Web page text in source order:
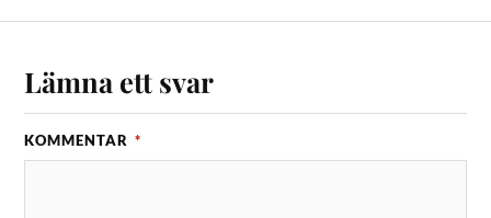
Lämna ett svar
KOMMENTAR *